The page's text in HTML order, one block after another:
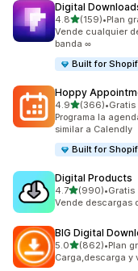
Digital
4.8de 5 estrellas
(159)
159 reseñas en
•Plan
Vende cualquier
banda ∞
Built for
Hoppy
4.9de 5 estrellas
(366)
366 reseñas en
•Gratis
Programa la
similar a Calendly
Built for
Digital Products
4.7de 5 estrellas
(990)
990 reseñas en
•Gratis
Vende descargas
BIG Digital
5.0de 5 estrellas
(862)
862 reseñas en
•Plan
Carga,descarga y